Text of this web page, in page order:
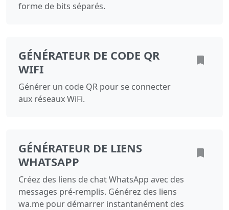
forme de bits séparés.
GÉNÉRATEUR DE CODE QR
WIFI
Générer un code QR pour se connecter
aux réseaux WiFi.
GÉNÉRATEUR DE LIENS
WHATSAPP
Créez des liens de chat WhatsApp avec des
messages pré-remplis. Générez des liens
wa.me pour démarrer instantanément des